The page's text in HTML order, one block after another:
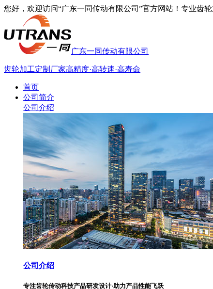
您好，欢迎访问“广东一同传动有限公司”官方网站！专业齿
广东一同传动有限公司
齿轮加工定制厂家高精度·高转速·高寿命
首页
公司简介
公司介绍
公司介绍
专注齿轮传动科技产品研发设计·助力产品性能飞跃